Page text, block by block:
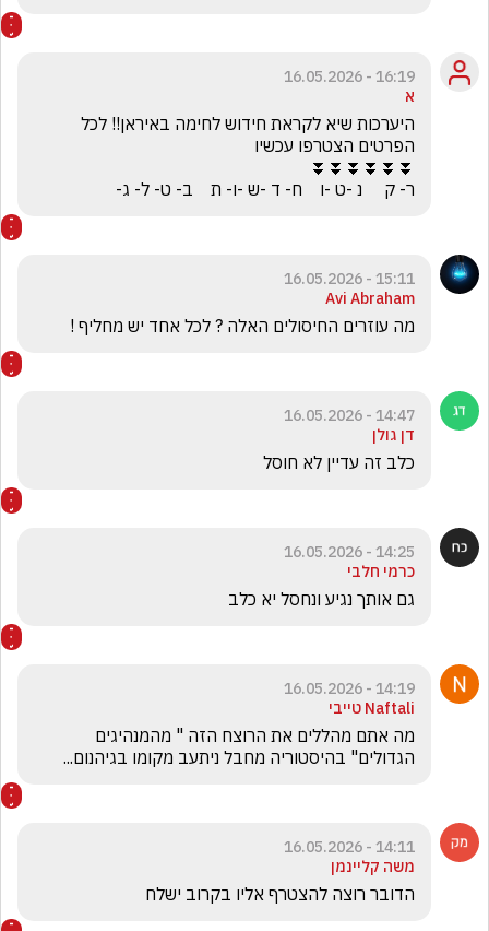
16:19 - 16.05.2026
א
ר- ק     נ -ט -ו    ח- ד -ש -ו- ת    ב- ט- ל- ג-
15:11 - 16.05.2026
Avi Abraham
מה עוזרים החיסולים האלה ? לכל אחד יש מחליף !
14:47 - 16.05.2026
דן גולן
כלב זה עדיין לא חוסל
14:25 - 16.05.2026
כרמי חלבי
גם אותך נגיע ונחסל יא כלב
14:19 - 16.05.2026
Naftali טייבי
הגדולים" בהיסטוריה מחבל ניתעב מקומו בגיהנום...
14:11 - 16.05.2026
משה קליינמן
הדובר רוצה להצטרף אליו בקרוב ישלח